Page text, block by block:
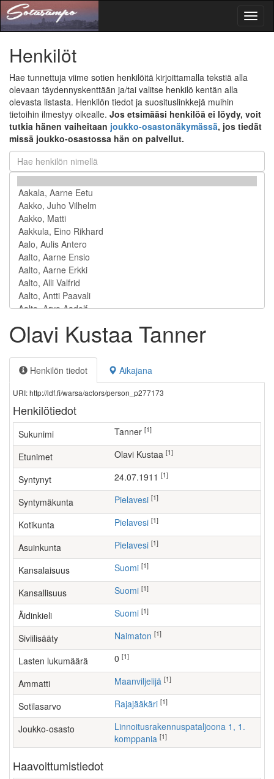
Henkilöt
Hae tunnettuja viime sotien henkilöitä kirjoittamalla tekstiä alla
olevaan täydennyskenttään ja/tai valitse henkilö kentän alla
olevasta listasta. Henkilön tiedot ja suosituslinkkejä muihin
tietoihin ilmestyy oikealle. Jos etsimääsi henkilöä ei löydy, voit
tutkia hänen vaiheitaan joukko-osastonäkymässä, jos tiedät
missä joukko-osastossa hän on palvellut.
Olavi Kustaa Tanner
Henkilön tiedot Aikajana
URI: http://ldf.fi/warsa/actors/person_p277173
Henkilötiedot
Sukunimi Tanner [1]
Etunimet Olavi Kustaa [1]
Syntynyt 24.07.1911 [1]
Syntymäkunta Pielavesi [1]
Kotikunta Pielavesi [1]
Asuinkunta Pielavesi [1]
Kansalaisuus Suomi [1]
Kansallisuus Suomi [1]
Äidinkieli Suomi [1]
Siviilisääty Naimaton [1]
Lasten lukumäärä [1]
Ammatti maanviljelijä [1]
Sotilasarvo Rajajääkäri [1]
Joukko-osasto
Linnoitusrakennuspataljoona 1, 1.
komppania [1]
Haavoittumistiedot